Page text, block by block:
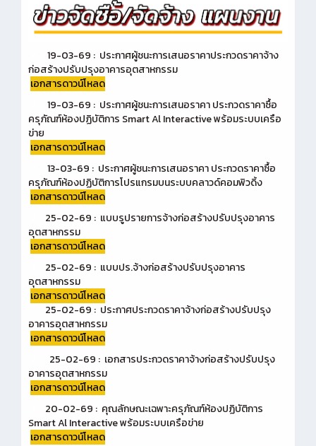
19-03-69 : ประกาศผู้ชนะการเสนอราคาประกวดราคาจ้าง
ก่อสร้างปรับปรุงอาคารอุตสาหกรรม
เอกสารดาวน์โหลด
19-03-69 : ประกาศผู้ชนะการเสนอราคา ประกวดราคาซื้อ
ครุภัณฑ์ห้องปฏิบัติการ Smart Al Interactive พร้อมระบบเครือ
ข่าย
เอกสารดาวน์โหลด
13-03-69 : ประกาศผู้ชนะการเสนอราคา ประกวดราคาซื้อ
ครุภัณฑ์ห้องปฏิบัติการโปรแกรมบนระบบคลาวด์คอมพิวดิ้ง
เอกสารดาวน์โหลด
25-02-69 : แบบรูปรายการจ้างก่อสร้างปรับปรุงอาคาร
อุตสาหกรรม
เอกสารดาวน์โหลด
25-02-69 : แบบปร.จ้างก่อสร้างปรับปรุงอาคาร
อุตสาหกรรม
เอกสารดาวน์โหลด
25-02-69 : ประกาศประกวดราคาจ้างก่อสร้างปรับปรุง
อาคารอุตสาหกรรม
เอกสารดาวน์โหลด
25-02-69 : เอกสารประกวดราคาจ้างก่อสร้างปรับปรุง
อาคารอุตสาหกรรม
เอกสารดาวน์โหลด
20-02-69 : คุณลักษณะเฉพาะครุภัณฑ์ห้องปฏิบัติการ
Smart Al Interactive พร้อมระบบเครือข่าย
เอกสารดาวน์โหลด